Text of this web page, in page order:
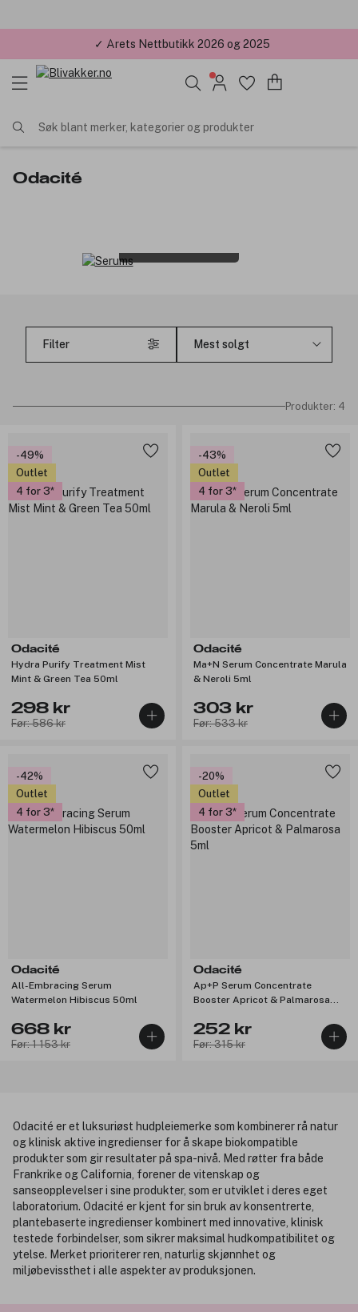
✓ Årets Nettbutikk 2026 og 2025
Søk blant merker, kategorier og produkter
Odacité
Filter
Produkter: 4
-49%
Outlet
4 for 3
Odacité
Hydra Purify Treatment Mist
Mint & Green Tea 50ml
298 kr
Før: 586 kr
-43%
Outlet
4 for 3
Odacité
Ma+N Serum Concentrate Marula
& Neroli 5ml
303 kr
Før: 533 kr
-42%
Outlet
4 for 3
Odacité
All-Embracing Serum
Watermelon Hibiscus 50ml
668 kr
Før: 1 153 kr
-20%
Outlet
4 for 3
Odacité
Ap+P Serum Concentrate
Booster Apricot & Palmarosa
252 kr
Før: 315 kr
Odacité er et luksuriøst hudpleiemerke som kombinerer rå natur
og klinisk aktive ingredienser for å skape biokompatible
produkter som gir resultater på spa-nivå. Med røtter fra både
Frankrike og California, forener de vitenskap og
sanseopplevelser i sine produkter, som er utviklet i deres eget
laboratorium. Odacité er kjent for sin bruk av konsentrerte,
plantebaserte ingredienser kombinert med innovative, klinisk
testede forbindelser, som sikrer maksimal hudkompatibilitet og
ytelse. Merket prioriterer ren, naturlig skjønnhet og
miljøbevissthet i alle aspekter av produksjonen.